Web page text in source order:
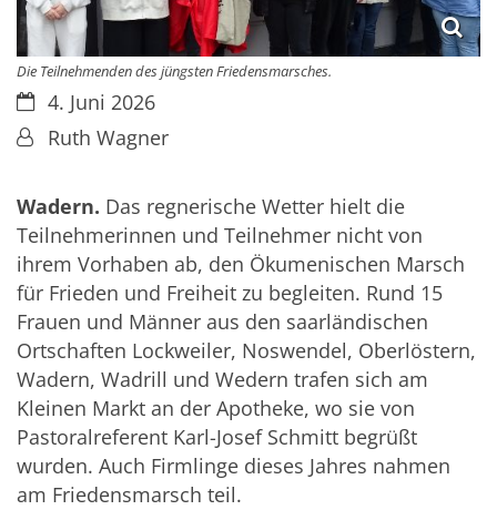
Die Teilnehmenden des jüngsten Friedensmarsches.
Datum:
4. Juni 2026
Von:Ruth Wagner
Wadern. Das regnerische Wetter hielt die
Teilnehmerinnen und Teilnehmer nicht von
ihrem Vorhaben ab, den Ökumenischen Marsch
für Frieden und Freiheit zu begleiten. Rund 15
Frauen und Männer aus den saarländischen
Ortschaften Lockweiler, Noswendel, Oberlöstern,
Wadern, Wadrill und Wedern trafen sich am
Kleinen Markt an der Apotheke, wo sie von
Pastoralreferent Karl-Josef Schmitt begrüßt
wurden. Auch Firmlinge dieses Jahres nahmen
am Friedensmarsch teil.